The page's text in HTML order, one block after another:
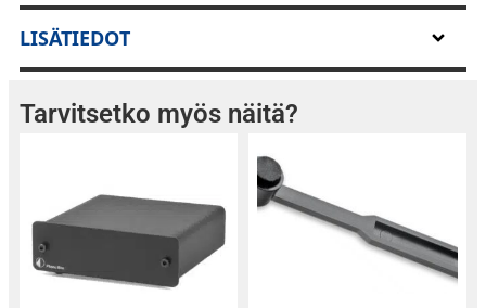
sisustukseen tarjoten samalla vaikuttavan
äänenlaadun.
Koe musiikki ja elokuvat uudella tavalla Bowers
& Wilkinsin kanssa.
Ota yhteyttä myyntiimme ja päivitetään kotisi
äänimaailma!
LISÄTIEDOT
Tarvitsetko myös näitä?